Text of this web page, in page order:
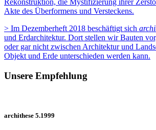
Rekonstruktion, die Mystifizierung ihrer
Akte des Überformens und Versteckens.
> Im Dezemberheft 2018 beschäftigt sich
und Erdarchitektur. Dort stellen wir Bauten
oder gar nicht zwischen Architektur und
Objekt und Erde unterschieden werden kann.
Unsere Empfehlung
archithese 5.1999